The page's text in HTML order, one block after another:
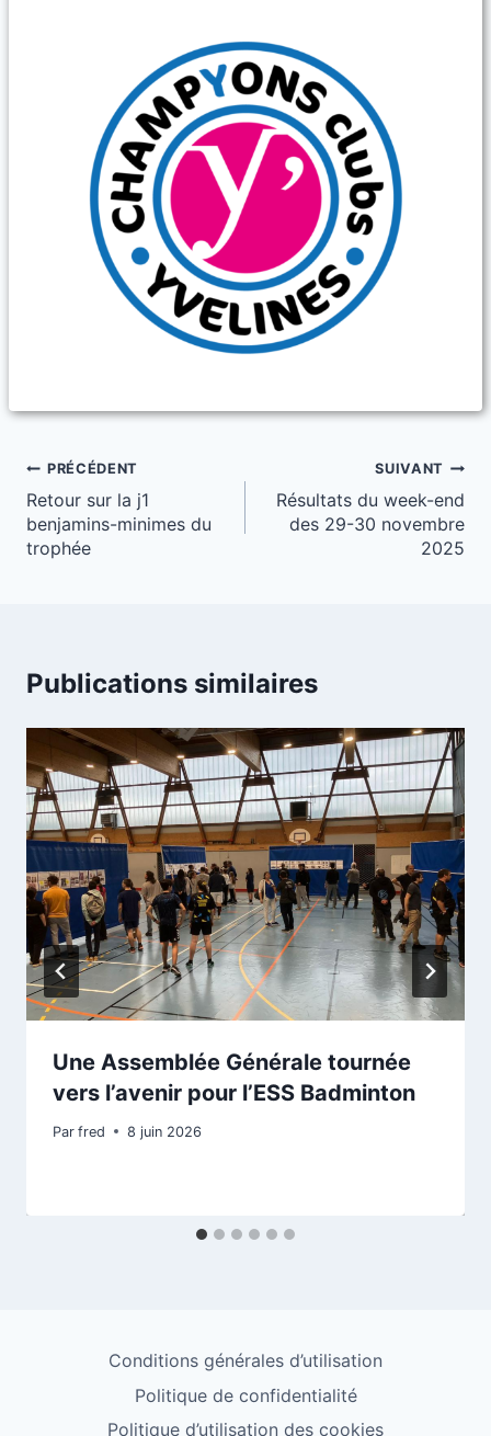
Navigation
de
l’article
PRÉCÉDENT
Retour sur la j1
benjamins-minimes du
trophée
SUIVANT
Résultats du week-end
des 29-30 novembre
2025
Publications similaires
Une Assemblée Générale tournée
vers l’avenir pour l’ESS Badminton
Par fred 8 juin 2026
Conditions générales d’utilisation
Politique de confidentialité
Politique d’utilisation des cookies